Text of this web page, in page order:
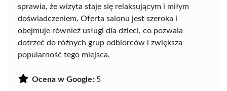
sprawia, że wizyta staje się relaksującym i miłym
doświadczeniem. Oferta salonu jest szeroka i
obejmuje również usługi dla dzieci, co pozwala
dotrzeć do różnych grup odbiorców i zwiększa
popularność tego miejsca.
Ocena w Google: 5